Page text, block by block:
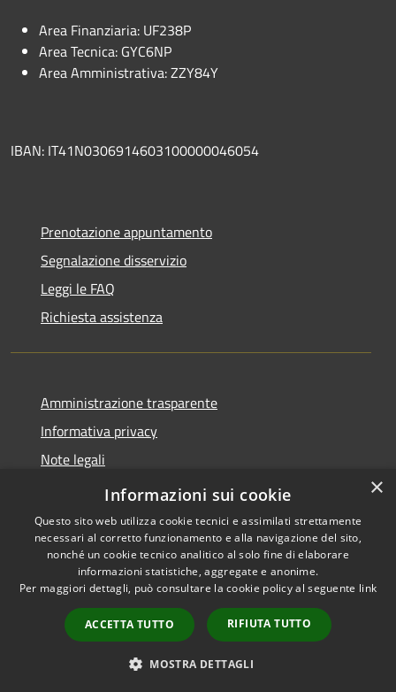
Area Finanziaria: UF238P
Area Tecnica: GYC6NP
Area Amministrativa: ZZY84Y
IBAN: IT41N0306914603100000046054
Prenotazione appuntamento
Segnalazione disservizio
Leggi le FAQ
Richiesta assistenza
Amministrazione trasparente
Informativa privacy
Note legali
Dichiarazione di accessibilità
Accessibilità
Copyright © 2026 • Comune di
Torre Cajetani • Powered by
Municipium•
Accesso
redazione
×
Informazioni sui cookie
Questo sito web utilizza cookie tecnici e assimilati strettamente
necessari al corretto funzionamento e alla navigazione del sito,
nonché un cookie tecnico analitico al solo fine di elaborare
informazioni statistiche, aggregate e anonime.
Per maggiori dettagli, può consultare la cookie policy al seguente link
ACCETTA TUTTO RIFIUTA TUTTO
MOSTRA DETTAGLI